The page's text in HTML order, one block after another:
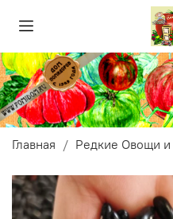
Главная Редкие Овощи